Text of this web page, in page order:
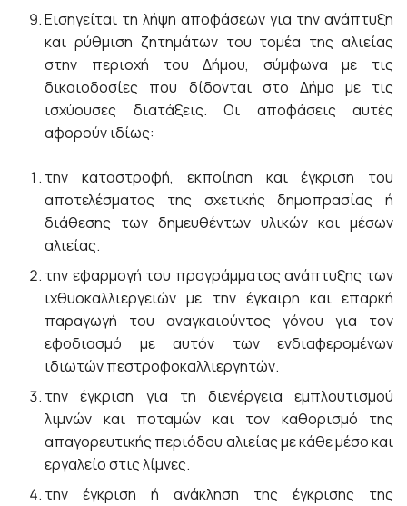
Εισηγείται τη λήψη αποφάσεων για την ανάπτυξη
και ρύθμιση ζητημάτων του τομέα της αλιείας
στην περιοχή του Δήμου, σύμφωνα με τις
δικαιοδοσίες που δίδονται στο Δήμο με τις
ισχύουσες διατάξεις. Οι αποφάσεις αυτές
αφορούν ιδίως:
την καταστροφή, εκποίηση και έγκριση του
αποτελέσματος της σχετικής δημοπρασίας ή
διάθεσης των δημευθέντων υλικών και μέσων
αλιείας.
την εφαρμογή του προγράμματος ανάπτυξης των
ιχθυοκαλλιεργειών με την έγκαιρη και επαρκή
παραγωγή του αναγκαιούντος γόνου για τον
εφοδιασμό με αυτόν των ενδιαφερομένων
ιδιωτών πεστροφοκαλλιεργητών.
την έγκριση για τη διενέργεια εμπλουτισμού
λιμνών και ποταμών και τον καθορισμό της
απαγορευτικής περιόδου αλιείας με κάθε μέσο και
εργαλείο στις λίμνες.
την έγκριση ή ανάκληση της έγκρισης της